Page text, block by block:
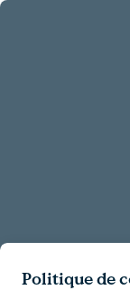
Politique de